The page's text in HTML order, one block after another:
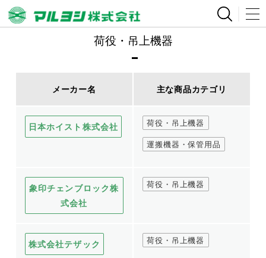
荷役・吊上機器
メーカー名 主な商品カテゴリ
日本ホイスト株式会社 荷役・吊上機器
運搬機器・保管用品
象印チェンブロック株
式会社
荷役・吊上機器
株式会社テザック 荷役・吊上機器